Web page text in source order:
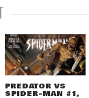
PREDATOR VS
SPIDER-MAN #1,